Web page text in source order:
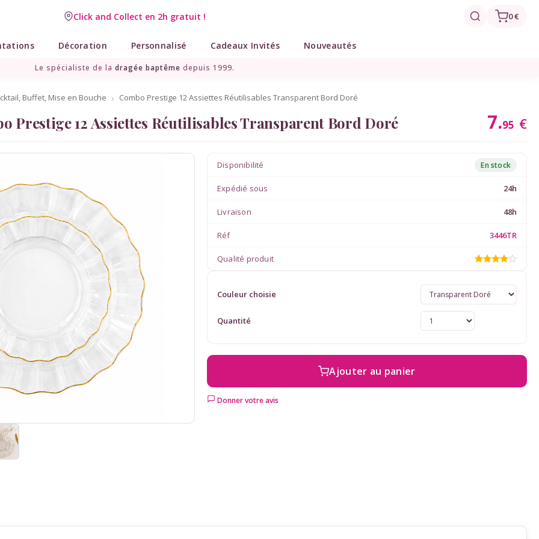
Click and Collect en 2h gratuit !
Livraison point relais gratuit dès 89 € ! 0 €
Décoration Personnalisé Cadeaux Invités Nouveautés
Le spécialiste de la dragée baptême depuis 1999.
Buffet, Mise en Bouche Combo Prestige 12 Assiettes Réutilisables Transparent Bord Doré
Prestige 12 Assiettes Réutilisables Transparent Bord Doré 7.95 €
Disponibilité En stock
Expédié sous 24h
Livraison 48h
Réf 3446TR
Qualité produit
Couleur choisie
Quantité
Ajouter au panier
Donner votre avis